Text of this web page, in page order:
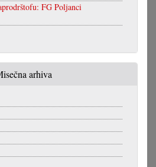
FG Poljanci
arhiva